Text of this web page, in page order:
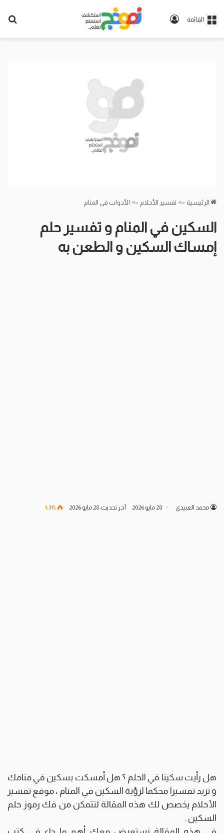
القائمة
الرئيسية => تفسير الأحلام => الأدوات في المنام
السكين في المنام و تفسير حلم
إمساك السكين و الطعن به
محمد العبيدي 28 مايو 2026 آخر تحديث: 28 مايو 2026 1٬315
هل رأيت سكينا في الحلم ؟ هل أمسكت بسكين في منامك
و تريد تفسيرا محكما لرؤية السكين في المنام ، موقع تفسير
الأحلام يخصص لك هذه المقالة لتتمكن من فك رموز حلم
السكين .